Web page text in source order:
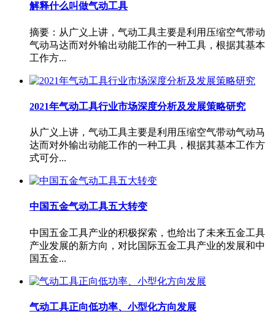
解释什么叫做气动工具
摘要：从广义上讲，气动工具主要是利用压缩空气带动
气动马达而对外输出动能工作的一种工具，根据其基本
工作方...
2021年气动工具行业市场深度分析及发展策略研究
从广义上讲，气动工具主要是利用压缩空气带动气动马
达而对外输出动能工作的一种工具，根据其基本工作方
式可分...
中国五金气动工具五大转变
中国五金工具产业的积极探索，也给出了未来五金工具
产业发展的新方向，对比国际五金工具产业的发展和中
国五金...
气动工具正向低功率、小型化方向发展